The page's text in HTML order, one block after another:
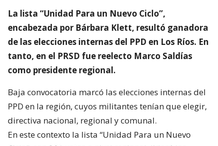
La lista “Unidad Para un Nuevo Ciclo”,
encabezada por Bárbara Klett, resultó ganadora
de las elecciones internas del PPD en Los Ríos. En
tanto, en el PRSD fue reelecto Marco Saldías
como presidente regional.
Baja convocatoria marcó las elecciones internas del
PPD en la región, cuyos militantes tenían que elegir,
directiva nacional, regional y comunal.
En este contexto la lista “Unidad Para un Nuevo